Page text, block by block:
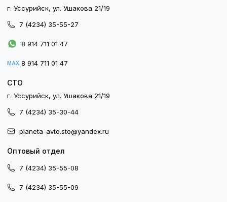
г. Уссурийск, ул. Ушакова 21/19
7 (4234) 35-55-27
8 914 711 01 47
MAX 8 914 711 01 47
СТО
г. Уссурийск, ул. Ушакова 21/19
7 (4234) 35-30-44
planeta-avto.sto@yandex.ru
Оптовый отдел
7 (4234) 35-55-08
7 (4234) 35-55-09